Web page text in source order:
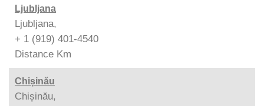
Ljubljana
Ljubljana,
+ 1 (919) 401-4540
Distance Km
Chișinău
Chișinău,